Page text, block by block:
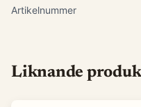
Artikelnummer
Liknande